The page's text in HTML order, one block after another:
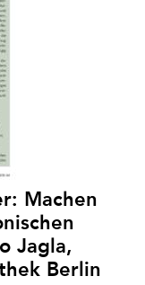
Machen
Jagla,
Berlin